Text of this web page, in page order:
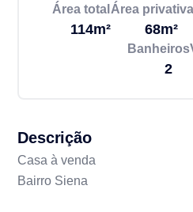
Área total
114m²
Área privativa
68m²
Banheiros
2
Descrição
Casa à venda
Bairro Siena